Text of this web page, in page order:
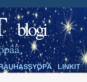
blogi
LINKIT